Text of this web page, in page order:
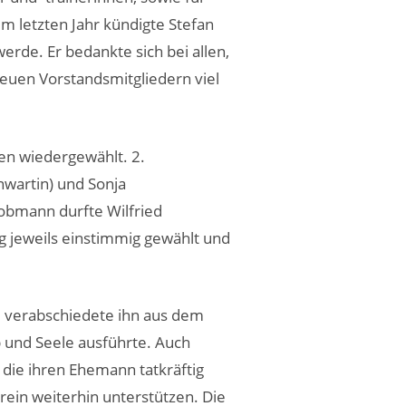
letzten Jahr kündigte Stefan
Er bedankte sich bei allen,
Vorstandsmitgliedern viel
wiedergewählt. 2.
und Sonja
durfte Wilfried
jeweils einstimmig gewählt und
ihn aus dem
Seele ausführte. Auch
ihren Ehemann tatkräftig
weiterhin unterstützen. Die